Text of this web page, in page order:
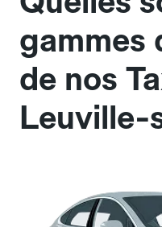
gammes
de nos
Leuville-